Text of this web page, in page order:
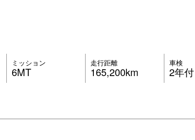
ミッション
6MT
走行距離
165,200km
車検
2年付